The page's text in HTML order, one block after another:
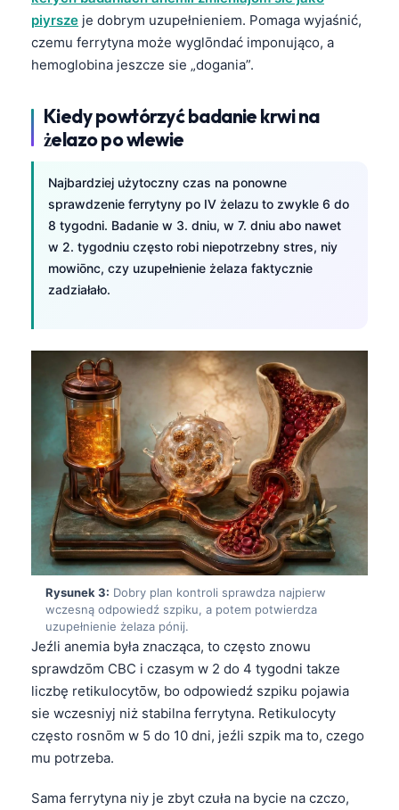
piyrsze je dobrym uzupełnieniem. Pomaga wyjaśnić,
czemu ferrytyna może wyglōndać imponująco, a
hemoglobina jeszcze sie „dogania”.
Kiedy powtórzyć badanie krwi na
żelazo po wlewie
Najbardziej użytoczny czas na ponowne
sprawdzenie ferrytyny po IV żelazu to zwykle 6 do
8 tygodni. Badanie w 3. dniu, w 7. dniu abo nawet
w 2. tygodniu często robi niepotrzebny stres, niy
mowiōnc, czy uzupełnienie żelaza faktycznie
zadziałało.
Rysunek 3: Dobry plan kontroli sprawdza najpierw
wczesną odpowiedź szpiku, a potem potwierdza
uzupełnienie żelaza pónij.
Jeźli anemia była znacząca, to często znowu
sprawdzōm CBC i czasym w 2 do 4 tygodni takze
liczbę retikulocytōw, bo odpowiedź szpiku pojawia
sie wczesniyj niż stabilna ferrytyna. Retikulocyty
często rosnōm w 5 do 10 dni, jeźli szpik ma to, czego
mu potrzeba.
Sama ferrytyna niy je zbyt czuła na bycie na czczo,